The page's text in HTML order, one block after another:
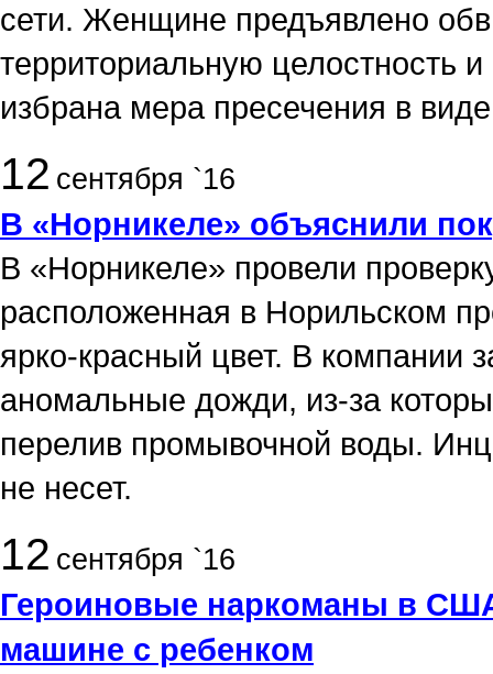
сети. Женщине предъявлено
территориальную целостность
избрана мера пресечения в
12 сентября `16
В «Норникеле» объяснили
В «Норникеле» провели
расположенная в Норильском
ярко-красный цвет. В компании
аномальные дожди, из-за
перелив промывочной воды.
не несет.
12 сентября `16
Героиновые наркоманы в
машине с ребенком